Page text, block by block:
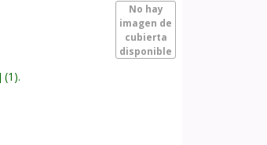
No hay
imagen de
cubierta
disponible
(1).